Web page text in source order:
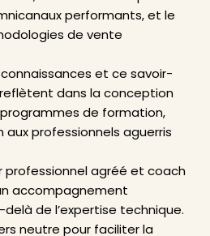
performants, et le
de vente
et ce savoir-
dans la conception
de formation,
aux professionnels aguerris
professionnel agréé et coach
accompagnement
de l’expertise technique.
neutre pour faciliter la